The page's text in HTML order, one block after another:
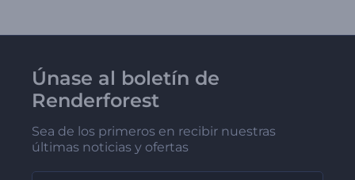
Únase al boletín de
Renderforest
Sea de los primeros en recibir nuestras
últimas noticias y ofertas